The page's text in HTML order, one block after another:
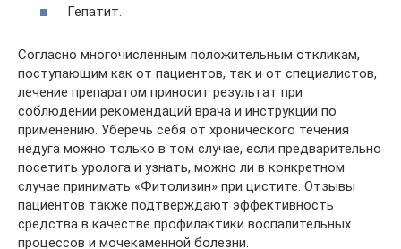
Гепатит.
Согласно многочисленным положительным откликам,
поступающим как от пациентов, так и от специалистов,
лечение препаратом приносит результат при
соблюдении рекомендаций врача и инструкции по
применению. Уберечь себя от хронического течения
недуга можно только в том случае, если предварительно
посетить уролога и узнать, можно ли в конкретном
случае принимать «Фитолизин» при цистите. Отзывы
пациентов также подтверждают эффективность
средства в качестве профилактики воспалительных
процессов и мочекаменной болезни.